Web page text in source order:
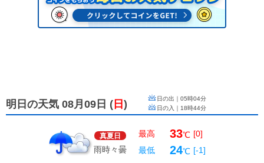
明日の天気 08月09日 ( 日 ) 日の出｜ 05時04分
日の入｜ 18時44分
真夏日
雨時々曇
最高 33℃ [0]
最低
24℃ [-1]